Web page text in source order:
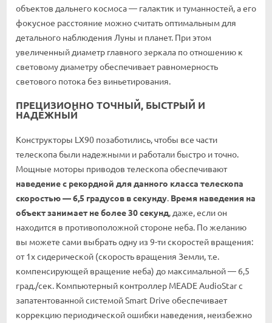
объектов дальнего космоса — галактик и туманностей, а его
фокусное расстояние можно считать оптимальным для
детального наблюдения Луны и планет. При этом
увеличенный диаметр главного зеркала по отношению к
световому диаметру обеспечивает равномерность
светового потока без виньетирования.
ПРЕЦИЗИОННО ТОЧНЫЙ, БЫСТРЫЙ И
НАДЕЖНЫЙ
Конструкторы LX90 позаботились, чтобы все части
телескопа были надежными и работали быстро и точно.
Мощные моторы приводов телескопа обеспечивают
наведение с рекордной для данного класса телескопа
скоростью — 6,5 градусов в секунду. Время наведения на
объект занимает не более 30 секунд, даже, если он
находится в противоположной стороне неба. По желанию
вы можете сами выбрать одну из 9-ти скоростей вращения:
от 1х сидерической (скорость вращения Земли, т.е.
компенсирующей вращение неба) до максимальной — 6,5
град./сек. Компьютерный контроллер MEADE AudioStar с
запатентованной системой Smart Drive обеспечивает
коррекцию периодической ошибки наведения, неизбежно